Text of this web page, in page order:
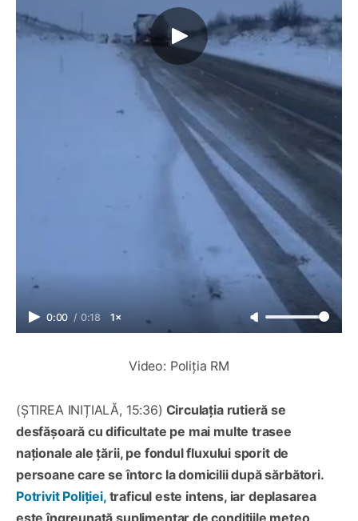
0:00 / 0:18 1×
Video: Poliția RM
(ȘTIREA INIȚIALĂ, 15:36) Circulația rutieră se
desfășoară cu dificultate pe mai multe trasee
naționale ale țării, pe fondul fluxului sporit de
persoane care se întorc la domicilii după sărbători.
Potrivit Poliției,traficul este intens, iar deplasarea
este îngreunată suplimentar de condițiile meteo